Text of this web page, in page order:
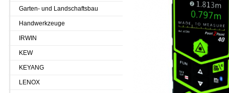
Garten- und Landschaftsbau
Handwerkzeuge
IRWIN
KEW
KEYANG
LENOX